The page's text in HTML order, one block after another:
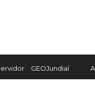
GEOJundiaí